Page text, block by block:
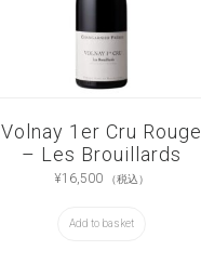
Volnay 1er Cru Rouge
– Les Brouillards
¥16,500 （税込）
Add to basket